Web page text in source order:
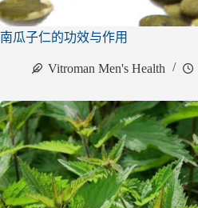
南瓜子仁的功效与作用
Vitroman Men's Health